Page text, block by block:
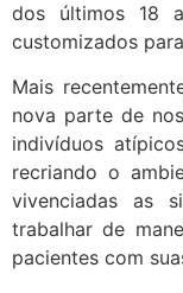
dos últimos 18
customizados
Mais
nova parte de
indivíduos
recriando o
vivenciadas as
trabalhar de
pacientes com